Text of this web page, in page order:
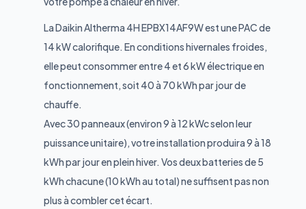
La Daikin Altherma 4H EPBX14AF9W est une PAC de
14 kW calorifique. En conditions hivernales froides,
elle peut consommer entre 4 et 6 kW électrique en
fonctionnement, soit 40 à 70 kWh par jour de
chauffe.
Avec 30 panneaux (environ 9 à 12 kWc selon leur
puissance unitaire), votre installation produira 9 à 18
kWh par jour en plein hiver. Vos deux batteries de 5
kWh chacune (10 kWh au total) ne suffisent pas non
plus à combler cet écart.